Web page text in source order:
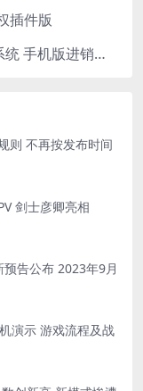
插件版
PHP进销存源码ERP多仓库管理系统 手机版进销存 php网络版进销存小程序
则 不再按发布时间
剑士彦卿亮相
告公布 2023年9月
演示 游戏流程及战